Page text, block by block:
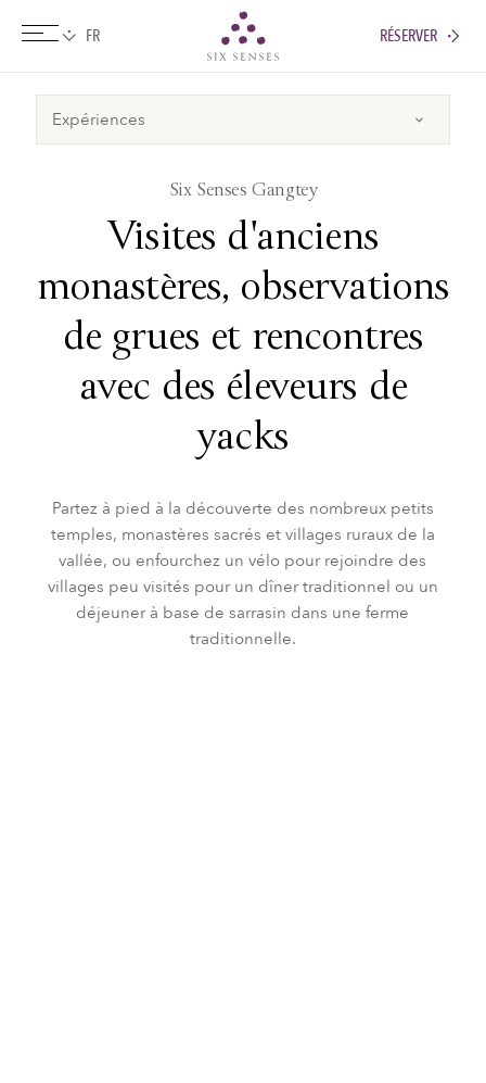
RÉSERVER
​Six Senses Gangtey
Visites d'anciens
monastères, observations
de grues et rencontres
avec des éleveurs de
yacks
Partez à pied à la découverte des nombreux petits
temples, monastères sacrés et villages ruraux de la
vallée, ou enfourchez un vélo pour rejoindre des
villages peu visités pour un dîner traditionnel ou un
déjeuner à base de sarrasin dans une ferme
traditionnelle.